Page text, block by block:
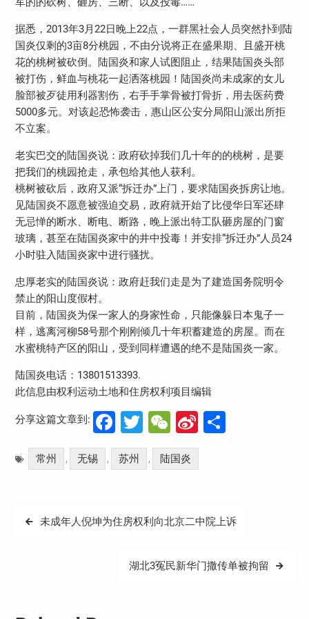
据悉，2013年3月22日晚上22点，一群黑社会人员突然扑到陆
国炎仅剩的3亩8分桃园，不由分说将正在盛果期、且盛开桃
花的桃树被砍倒。陆国炎和家人试图阻止，结果陆国炎头部
被打伤，鲜血与桃花一起洒落桃园！陆国炎尚未成家的女儿
脸部被歹徒用利器割伤，右手手掌骨被打骨折，用去医药费
5000多元。对该起恐怖袭击，惠山区公安分局阳山派出所拒
不立案。
老实巴交的陆国炎说：政府砍掉我们几十年的的桃树，是要
把我们的桃园抢走，承包给其他人获利。
桃树被砍后，政府又派“拆迁办”上门，要求陆国炎拆房让地。
见陆国炎不愿意被强迫交易，政府就开始了比侵华日军还肆
无忌惮的断水、断电、断路，晚上派出特工队砸房屋的门窗
玻璃，甚至在陆国炎家中的井中投毒！并安排“拆迁办”人员24
小时驻入陆国炎家中进行骚扰。
忠厚老实的陆国炎说：政府赶我们走是为了建造国务院明令
禁止的阳山度假村。
目前，陆国炎为保一家人的身家性命，只能像躲日本鬼子一
样，逃离河柳58号那个刚刚倾几十年积蓄建造的房屋。而在
水蜜桃特产区的阳山，受到同样遭遇的绝不是陆国炎一家。
陆国炎电话：13801513393.
此信息由权利运动土地和住房权利项目编辑
分享这篇文章到: Facebook
Twitter
WeChat
Sina
Weibo
分
常州 , 无锡 , 苏州 , 陆国炎
文
未成年人倪坤为住房权利向北京二中院上诉
湖北3冤民新华门撒传单被拘留